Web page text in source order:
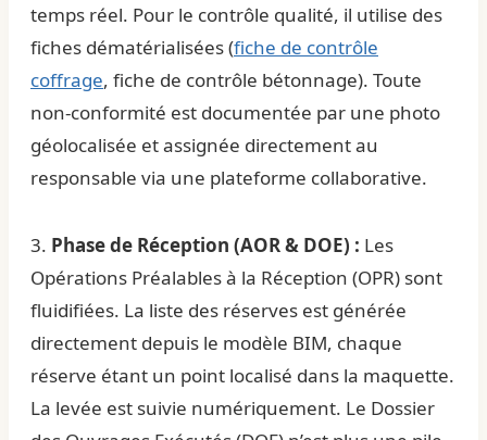
temps réel. Pour le contrôle qualité, il utilise des
fiches dématérialisées (fiche de contrôle
coffrage, fiche de contrôle bétonnage). Toute
non-conformité est documentée par une photo
géolocalisée et assignée directement au
responsable via une plateforme collaborative.
3. Phase de Réception (AOR & DOE) : Les
Opérations Préalables à la Réception (OPR) sont
fluidifiées. La liste des réserves est générée
directement depuis le modèle BIM, chaque
réserve étant un point localisé dans la maquette.
La levée est suivie numériquement. Le Dossier